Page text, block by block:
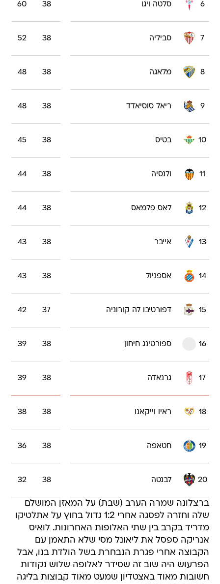
6 סלטה ויגו 38
60
7 סביליה 38
52
8 מלאגה 38
48
9 ריאל סוסיאדד 38
48
10 בטיס 38
45
11 ולנסיה 38
44
12 לאס פלמאס 38
44
13 אייבר 38
43
14 אספניול 38
43
15 דפורטיבו לה קורוניה 37
42
16 ספורטינג חיחון 38
39
17 גרנאדה 38
39
18 ראיו וייקאנו 38
38
19 חטאפה 38
36
20 לבנטה 38
32
ברצלונה שמרה הערב (שבת) על המאזן המושלם
שלה וחזרה לפסגה אחרי 1:2 גדול בחוץ על אתלטיקו
מדריד בקרב בין שתי האלופות האחרונות. לואיס
אנריקה ספסל את ליאונל מסי שלא התאמן עם
הקבוצה אחרי פגרת הנבחרת בשל הולדת בנו, אבל
הפרעוש היה שוב זה שסידר לאלופה שלוש נקודות
חשובות מאוד באצטדיון שמעט מאוד קבוצות בליגה